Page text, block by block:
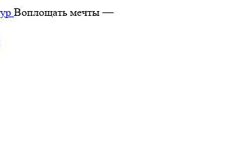
Воплощать мечты —